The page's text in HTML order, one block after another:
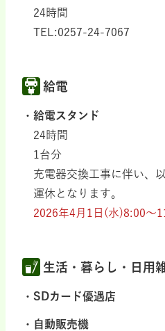
24時間
TEL:0257-24-7067
給電
給電スタンド
24時間
1台分
充電器交換工事に伴い、
運休となります。
2026年4月1日(水)8:00～
生活・暮らし・日用
SDカード優遇店
自動販売機